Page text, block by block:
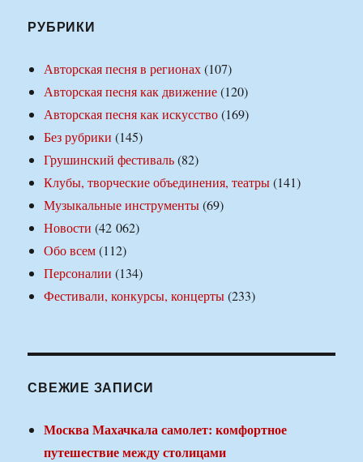
РУБРИКИ
Авторская песня в регионах(107)
Авторская песня как движение(120)
Авторская песня как искусство(169)
Без рубрики (145)
Грушинский фестиваль(82)
Клубы, творческие объединения, театры(141)
Музыкальные инструменты(69)
Новости (42 062)
Обо всем(112)
Персоналии (134)
Фестивали, конкурсы, концерты(233)
СВЕЖИЕ ЗАПИСИ
Москва Махачкала самолет: комфортное
путешествие между столицами